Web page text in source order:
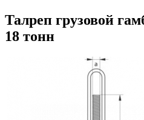
Талреп грузовой
18 тонн